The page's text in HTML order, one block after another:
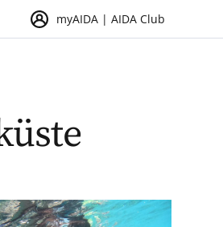
myAIDA | AIDA Club